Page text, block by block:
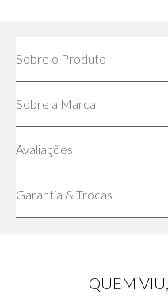
Sobre o Produto
Sobre a Marca
Avaliações
Garantia & Trocas
QUEM